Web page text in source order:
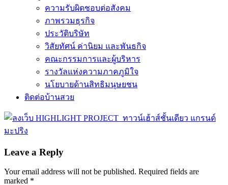
ความรับผิดชอบต่อสังคม
ภาพรวมธุรกิจ
ประวัติบริษัท
วิสัยทัศน์ ค่านิยม และพันธกิจ
คณะกรรมการและผู้บริหาร
รางวัลแห่งความภาคภูมิใจ
นโยบายด้านสิทธิมนุษยชน
ติดต่อบ้านสวย
Leave a Reply
Your email address will not be published. Required fields are
marked *